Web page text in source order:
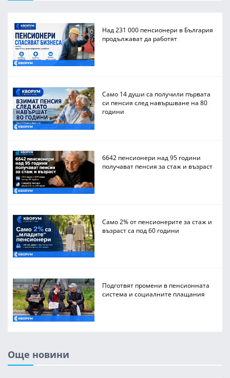
Над 231 000 пенсионери в България
продължават да работят
Само 14 души са получили първата
си пенсия след навършване на 80
години
6642 пенсионери над 95 години
получават пенсия за стаж и възраст
Само 2% от пенсионерите за стаж и
възраст са под 60 години
Подготвят промени в пенсионната
система и социалните плащания
Още новини